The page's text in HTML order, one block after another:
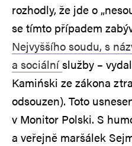
rozhodly, že jde o
se tímto případem
Nejvyššího soudu, s
a sociálníslužby –
Kamiński ze zákona
odsouzen). Toto
v Monitor Polski. S
a veřejně maršálek